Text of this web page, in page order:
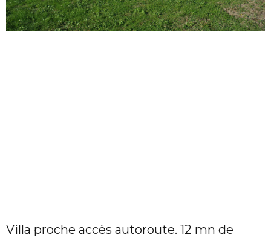
Villa proche accès autoroute. 12 mn de